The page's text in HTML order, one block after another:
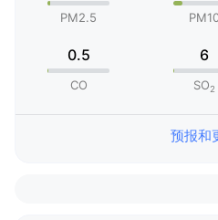
PM2.5
0.5
CO
6
SO2
预报和